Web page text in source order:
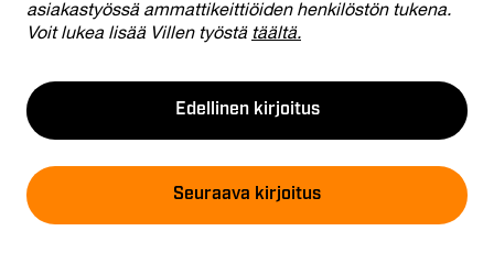
asiakastyössä ammattikeittiöiden henkilöstön tukena.
Voit lukea lisää Villen työstä täältä.
Edellinen kirjoitus
Seuraava kirjoitus